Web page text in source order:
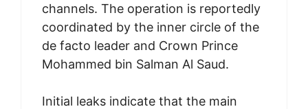
channels. The operation is reportedly
coordinated by the inner circle of the
de facto leader and Crown Prince
Mohammed bin Salman Al Saud.
Initial leaks indicate that the main